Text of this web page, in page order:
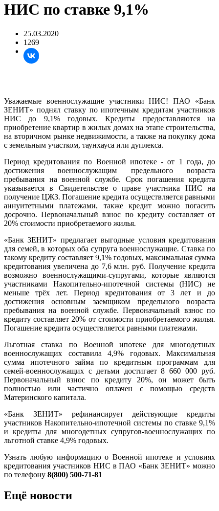
НИС по ставке 9,1%
25.03.2020
1269
Уважаемые военнослужащие участники НИС! ПАО «Банк
ЗЕНИТ» поднял ставку по ипотечным кредитам участников
НИС до 9,1% годовых. Кредиты предоставляются на
приобретение квартир в жилых домах на этапе строительства,
на вторичном рынке недвижимости, а также на покупку дома
с земельным участком, таунхауса или дуплекса.
Период кредитования по Военной ипотеке - от 1 года, до
достижения военнослужащим предельного возраста
пребывания на военной службе. Срок погашения кредита
указывается в Свидетельстве о праве участника НИС на
получение ЦЖЗ. Погашение кредита осуществляется равными
аннуитетными платежами, также кредит можно погасить
досрочно. Первоначальный взнос по кредиту составляет от
20% стоимости приобретаемого жилья.
«Банк ЗЕНИТ» предлагает выгодные условия кредитования
для семей, в которых оба супруга военнослужащие. Ставка по
такому кредиту составляет 9,1% годовых, максимальная сумма
кредитования увеличена до 7,6 млн. руб. Получение кредита
возможно военнослужащими-супругами, которые являются
участниками Накопительно-ипотечной системы (НИС) не
меньше трёх лет. Период кредитования от 3 лет и до
достижения основным заемщиком предельного возраста
пребывания на военной службе. Первоначальный взнос по
кредиту составляет 20% от стоимости приобретаемого жилья.
Погашение кредита осуществляется равными платежами.
Льготная ставка по Военной ипотеке для многодетных
военнослужащих составила 4,9% годовых. Максимальная
сумма ипотечного займа по кредитным программам для
семей-военнослужащих с детьми достигает 8 660 000 руб.
Первоначальный взнос по кредиту 20%, он может быть
полностью или частично оплачен с помощью средств
Материнского капитала.
«Банк ЗЕНИТ» рефинансирует действующие кредиты
участников Накопительно-ипотечной системы по ставке 9,1%
и кредиты для многодетных супругов-военнослужащих по
льготной ставке 4,9% годовых.
Узнать любую информацию о Военной ипотеке и условиях
кредитования участников НИС в ПАО «Банк ЗЕНИТ» можно
по телефону 8(800) 500-71-81
Ещё новости